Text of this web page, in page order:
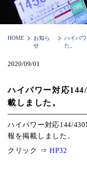
HOME
お知ら
せ
ハイパ
た。
2020/09/01
ハイパワー対応
載しました。
ハイパワー対応144/
報を掲載しました。
クリック ⇒ HP32